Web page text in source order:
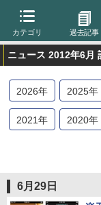
カテゴリ 過去記事
ニュース 2012年6月
2026年 2025年
2021年 2020年
6月29日